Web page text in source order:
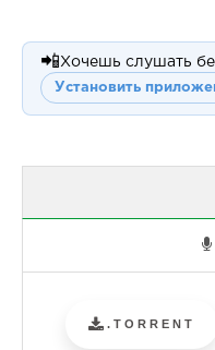
📲 Хочешь слушать
Установить
.TORRENT